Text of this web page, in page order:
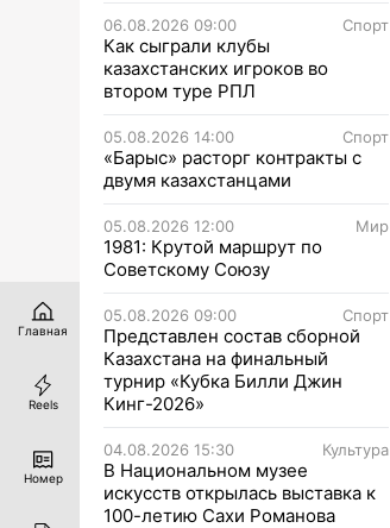
06.08.2026 09:00 Спорт
Как сыграли клубы
казахстанских игроков во
втором туре РПЛ
05.08.2026 14:00 Спорт
«Барыс» расторг контракты с
двумя казахстанцами
05.08.2026 12:00 Мир
1981: Крутой маршрут по
Советскому Союзу
05.08.2026 09:00 Спорт
Представлен состав сборной
Казахстана на финальный
турнир «Кубка Билли Джин
Кинг-2026»
04.08.2026 15:30 Культура
В Национальном музее
искусств открылась выставка к
100-летию Сахи Романова
Главная
Reels
Номер